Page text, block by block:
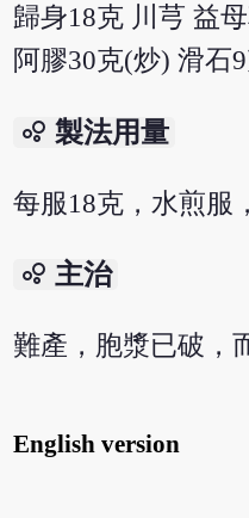
歸身18克 川芎 益
阿膠30克(炒) 滑石
bubble_chart 製法用量
每服18克，水煎服
bubble_chart 主治
難產，胞漿已破，
English version